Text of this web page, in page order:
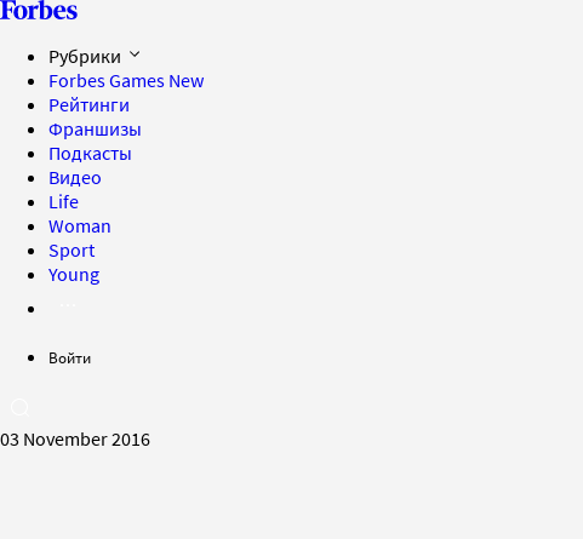
Рубрики
Forbes Games New
Рейтинги
Франшизы
Подкасты
Видео
Life
Woman
Sport
Young
Войти
03 November 2016